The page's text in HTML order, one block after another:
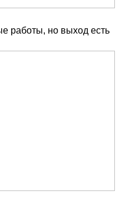
работы, но выход есть